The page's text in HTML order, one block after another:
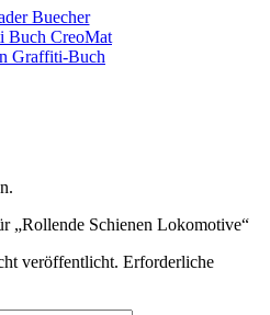
„Rollende Schienen Lokomotive“
veröffentlicht. Erforderliche